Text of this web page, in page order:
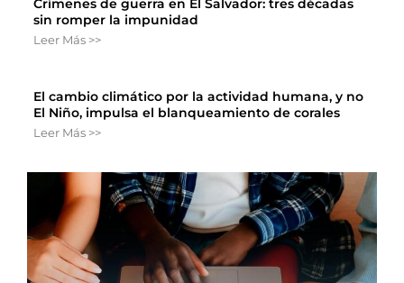
Crímenes de guerra en El Salvador: tres décadas
sin romper la impunidad
Leer Más >>
El cambio climático por la actividad humana, y no
El Niño, impulsa el blanqueamiento de corales
Leer Más >>